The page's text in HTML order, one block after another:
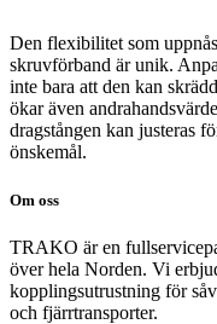
Den flexibilitet som
skruvförband är unik.
inte bara att den kan
ökar även
dragstången kan justeras
önskemål.
Om oss
TRAKO är en
över hela Norden. Vi
kopplingsutrustning för
och fjärrtransporter.